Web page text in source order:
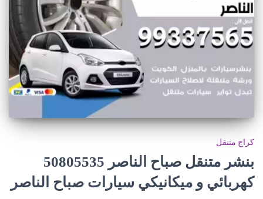
كراج متنقل
كهربائي و ميكانيكي سيارات صباح الناصر